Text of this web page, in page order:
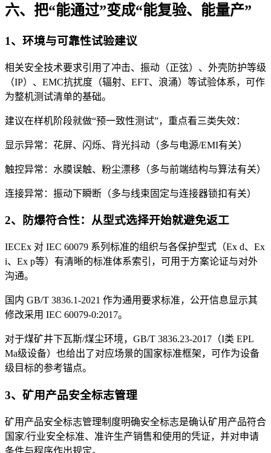
六、把“能通过”变成“能复验、能量产”
1、环境与可靠性试验建议
相关安全技术要求引用了冲击、振动（正弦）、外壳防护等级
（IP）、EMC抗扰度（辐射、EFT、浪涌）等试验体系，可作
为整机测试清单的基础。
建议在样机阶段就做“预一致性测试”，重点看三类失效：
显示异常：花屏、闪烁、背光抖动（多与电源/EMI有关）
触控异常：水膜误触、粉尘漂移（多与前端结构与算法有关）
连接异常：振动下瞬断（多与线束固定与连接器锁扣有关）
2、防爆符合性：从型式选择开始就避免返工
IECEx 对 IEC 60079 系列标准的组织与各保护型式（Ex d、Ex
i、Ex p等）有清晰的标准体系索引，可用于方案论证与对外
沟通。
国内 GB/T 3836.1-2021 作为通用要求标准，公开信息显示其
修改采用 IEC 60079-0:2017。
对于煤矿井下瓦斯/煤尘环境，GB/T 3836.23-2017（I类 EPL
Ma级设备）也给出了对应场景的国家标准框架，可作为设备
级目标的参考锚点。
3、矿用产品安全标志管理
矿用产品安全标志管理制度明确安全标志是确认矿用产品符合
国家/行业安全标准、准许生产销售和使用的凭证，并对申请
条件与程序作出规定。